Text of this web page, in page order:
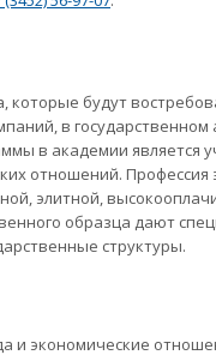
которые будут
в государственном
в академии является
отношений. Профессия
элитной,
образца дают
структуры.
и экономические